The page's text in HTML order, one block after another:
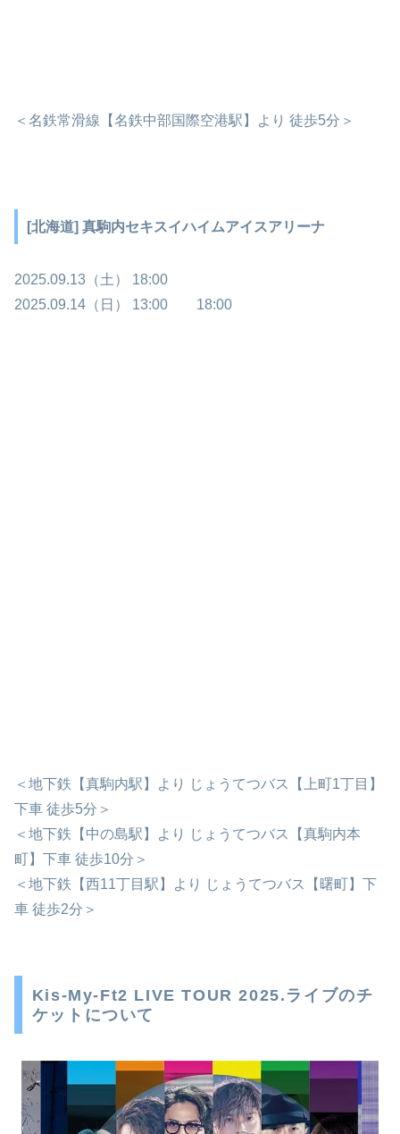
＜名鉄常滑線【名鉄中部国際空港駅】より 徒歩5分＞
[北海道] 真駒内セキスイハイムアイスアリーナ
2025.09.13（土） 18:00
2025.09.14（日） 13:00 18:00
＜地下鉄【真駒内駅】より じょうてつバス【上町1丁目】
下車 徒歩5分＞
＜地下鉄【中の島駅】より じょうてつバス【真駒内本
町】下車 徒歩10分＞
＜地下鉄【西11丁目駅】より じょうてつバス【曙町】下
車 徒歩2分＞
Kis-My-Ft2 LIVE TOUR 2025.ライブのチ
ケットについて